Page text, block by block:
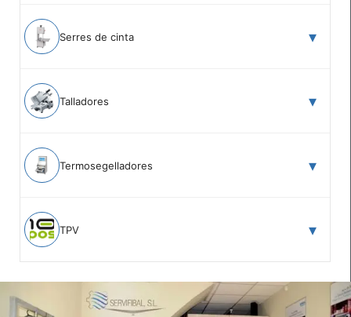
Serres de cinta
Talladores
Termosegelladores
TPV